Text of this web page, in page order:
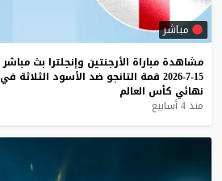
مباشر
مشاهدة مباراة الأرجنتين وإنجلترا بث مباشر
15-7-2026
قمة التانجو ضد الأسود الثلاثة في
نهائي كأس العالم
منذ 4 أسابيع